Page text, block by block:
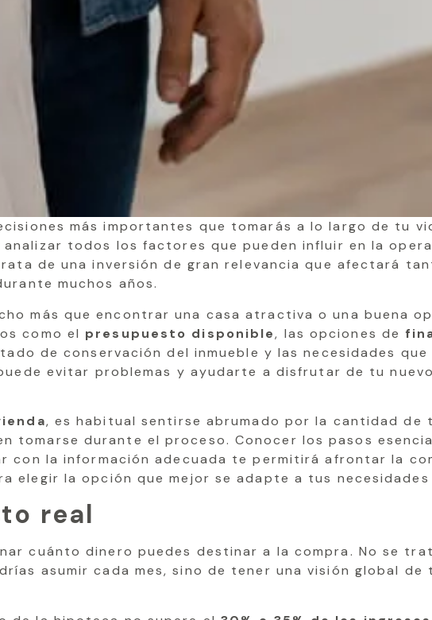
más importantes que tomarás a lo largo de tu
todos los factores que pueden influir en la
de una inversión de gran relevancia que afectará
muchos años.
más que encontrar una casa atractiva o una buena
como el presupuesto disponible, las opciones de
de conservación del inmueble y las necesidades
evitar problemas y ayudarte a disfrutar de tu
, es habitual sentirse abrumado por la cantidad de
tomarse durante el proceso. Conocer los pasos
con la información adecuada te permitirá afrontar la
elegir la opción que mejor se adapte a tus
real
cuánto dinero puedes destinar a la compra. No se
asumir cada mes, sino de tener una visión global de